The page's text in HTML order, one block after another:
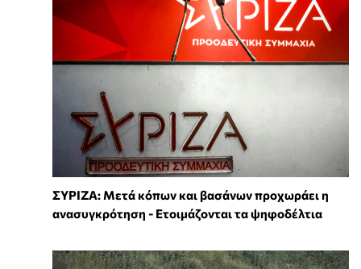
ΣΥΡΙΖΑ: Μετά κόπων και βασάνων προχωράει η
ανασυγκρότηση - Ετοιμάζονται τα ψηφοδέλτια